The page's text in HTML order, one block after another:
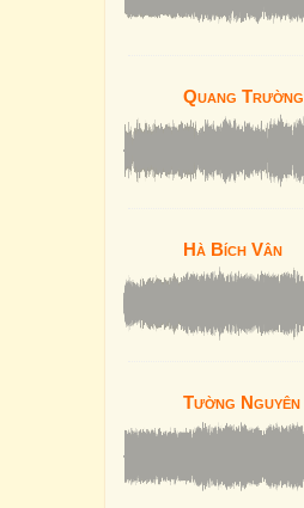
Quang Trường
Hà Bích Vân
Tường Nguyên